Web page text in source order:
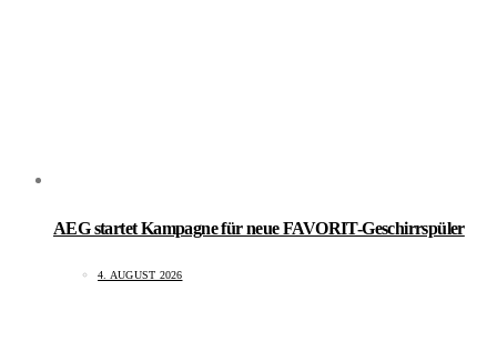
AEG startet Kampagne für neue FAVORIT-Geschirrspüler
4. AUGUST 2026